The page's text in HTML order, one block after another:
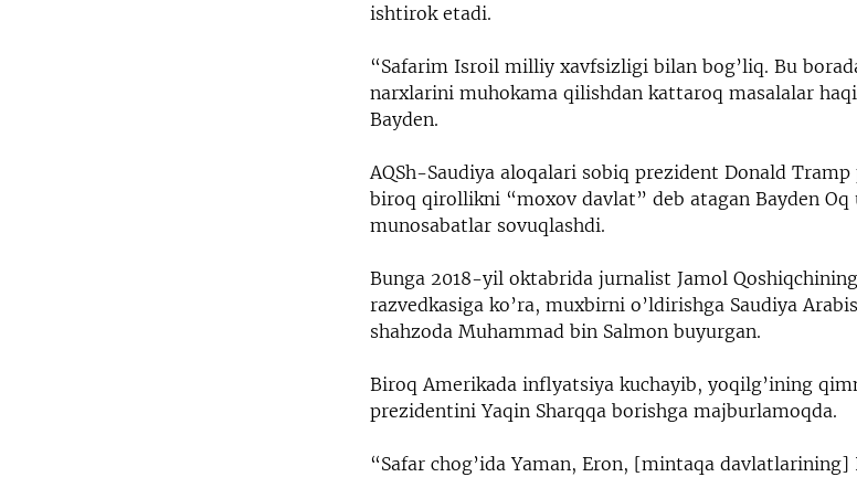
ishtirok etadi.
“Safarim Isroil milliy xavfsizligi bilan bog’liq. Bu
narxlarini muhokama qilishdan kattaroq masalalar
Bayden.
AQSh-Saudiya aloqalari sobiq prezident Donald Tramp
biroq qirollikni “moxov davlat” deb atagan Bayden Oq
munosabatlar sovuqlashdi.
Bunga 2018-yil oktabrida jurnalist Jamol
razvedkasiga ko’ra, muxbirni o’ldirishga Saudiya
shahzoda Muhammad bin Salmon buyurgan.
Biroq Amerikada inflyatsiya kuchayib, yoqilg’ining
prezidentini Yaqin Sharqqa borishga majburlamoqda.
“Safar chog’ida Yaman, Eron, [mintaqa